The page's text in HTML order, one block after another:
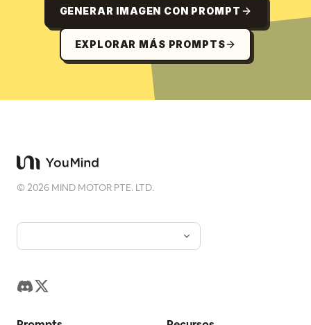
GENERAR IMAGEN CON PROMPT
EXPLORAR MÁS PROMPTS
©2026 MIND MOTOR PTE. LTD.